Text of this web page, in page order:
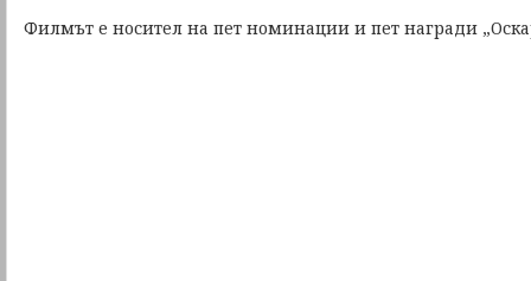
Филмът е носител на пет номинации и пет награди